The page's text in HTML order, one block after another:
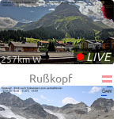
•LIVE
257km W
Rußkopf